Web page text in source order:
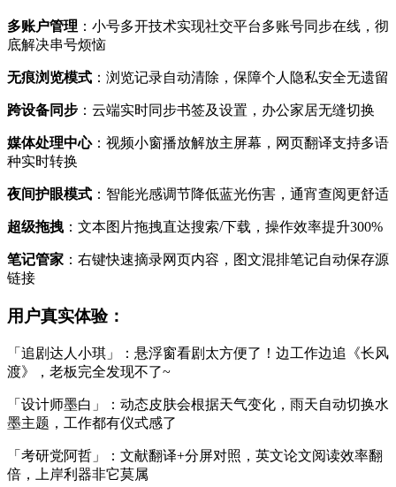
多账户管理 ：小号多开技术实现社交平台多账号同步在线，彻
底解决串号烦恼
无痕浏览模式 ：浏览记录自动清除，保障个人隐私安全无遗留
跨设备同步 ：云端实时同步书签及设置，办公家居无缝切换
媒体处理中心：视频小窗播放解放主屏幕，网页翻译支持多语
种实时转换
夜间护眼模式 ：智能光感调节降低蓝光伤害，通宵查阅更舒适
超级拖拽 ：文本图片拖拽直达搜索/下载，操作效率提升300%
笔记管家 ：右键快速摘录网页内容，图文混排笔记自动保存源
链接
用户真实体验：
「追剧达人小琪」：悬浮窗看剧太方便了！边工作边追《长风
渡》，老板完全发现不了~
「设计师墨白」：动态皮肤会根据天气变化，雨天自动切换水
墨主题，工作都有仪式感了
「考研党阿哲」：文献翻译+分屏对照，英文论文阅读效率翻
倍，上岸利器非它莫属